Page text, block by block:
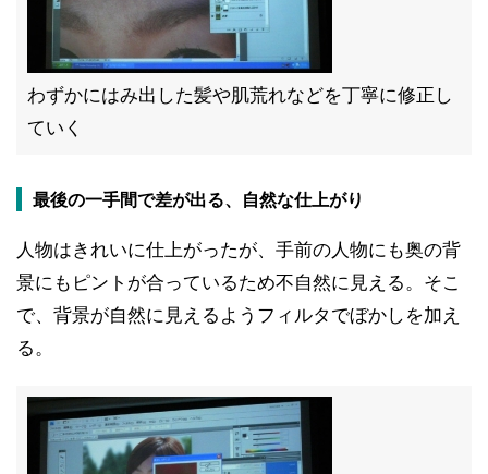
わずかにはみ出した髪や肌荒れなどを丁寧に修正し
ていく
最後の一手間で差が出る、自然な仕上がり
人物はきれいに仕上がったが、手前の人物にも奥の背
景にもピントが合っているため不自然に見える。そこ
で、背景が自然に見えるようフィルタでぼかしを加え
る。